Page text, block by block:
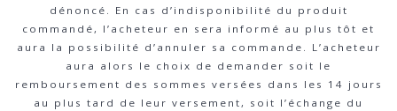
dénoncé. En cas d’indisponibilité du produit
commandé, l’acheteur en sera informé au plus tôt et
aura la possibilité d’annuler sa commande. L’acheteur
aura alors le choix de demander soit le
remboursement des sommes versées dans les 14 jours
au plus tard de leur versement, soit l’échange du